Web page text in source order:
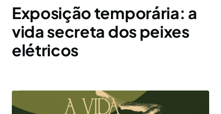
Exposição temporária: a
vida secreta dos peixes
elétricos